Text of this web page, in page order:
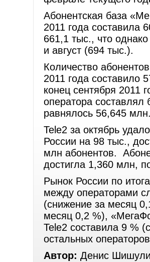
Абонентская база
2011 года составила
661,1 тыс., что
и август (694 тыс.).
Количество
2011 года составило
конец сентября 2011
оператора
равнялось 56,645
Tele2 за октябрь
России на 98 тыс.,
млн абонентов.
достигла 1,360 млн,
Рынок России по
между операторами
(снижение за месяц
месяц 0,2 %),
Tele2 составила 9 %
остальных
Автор: Денис